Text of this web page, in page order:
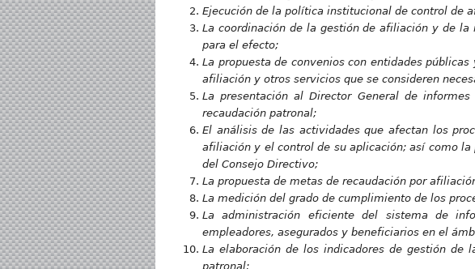
Ejecución de la política institucional de control de
La coordinación de la gestión de afiliación y de
para el efecto;
La propuesta de convenios con entidades
afiliación y otros servicios que se consideren
La presentación al Director General de
recaudación patronal;
El análisis de las actividades que afectan los
afiliación y el control de su aplicación; así como
del Consejo Directivo;
La propuesta de metas de recaudación por
La medición del grado de cumplimiento de los
La administración eficiente del sistema de
empleadores, asegurados y beneficiarios en el
La elaboración de los indicadores de gestión de
patronal;